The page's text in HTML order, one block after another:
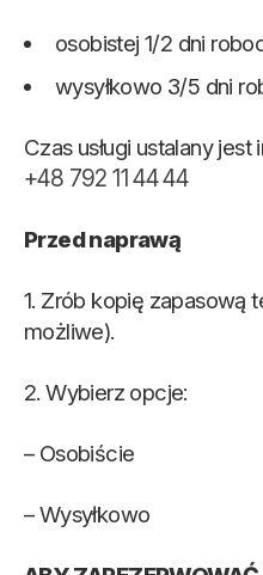
osobistej 1/2 dni
wysyłkowo 3/5 dni
Czas usługi ustalany
+48 792 11 44 44
Przed naprawą
1. Zrób kopię zapasową
możliwe).
2. Wybierz opcje:
– Osobiście
– Wysyłkowo